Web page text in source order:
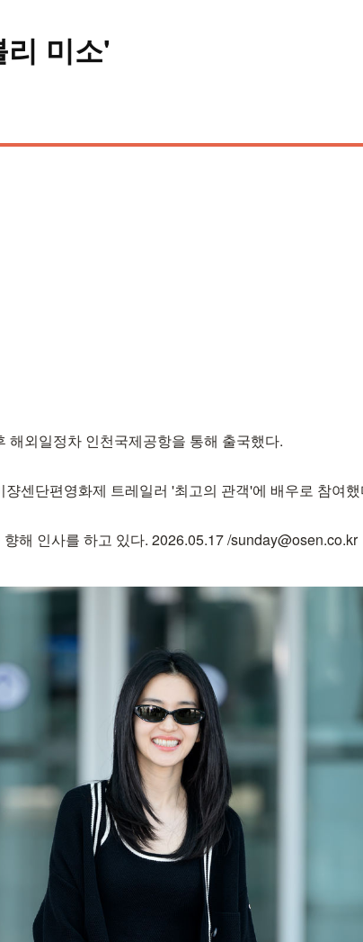
미소'
해외일정차 인천국제공항을 통해 출국했다.
센단편영화제 트레일러 '최고의 관객'에 배우로 참여했
해 인사를 하고 있다. 2026.05.17 /sunday@osen.co.kr